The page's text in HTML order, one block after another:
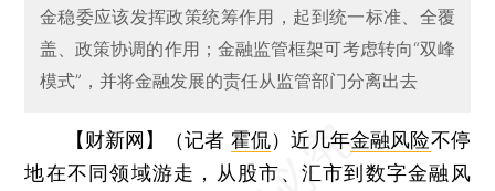
金稳委应该发挥政策统筹作用，起到统一标准、全覆
盖、政策协调的作用；金融监管框架可考虑转向“双峰
模式”，并将金融发展的责任从监管部门分离出去
【财新网】（记者 霍侃） 近几年金融风险不停
地在不同领域游走，从股市、汇市到数字金融风